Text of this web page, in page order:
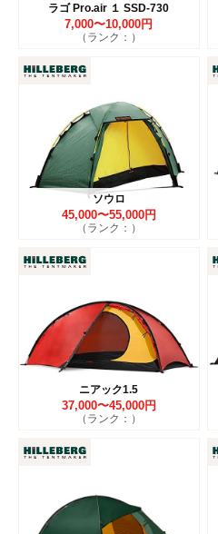
ラゴ Pro.air １ SSD-730
7,000〜10,000円
（ランク：）
ソウロ
45,000〜55,000円
（ランク：）
ニアック1.5
37,000〜45,000円
（ランク：）